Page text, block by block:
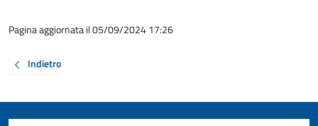
Pagina aggiornata il 05/09/2024 17:26
Indietro